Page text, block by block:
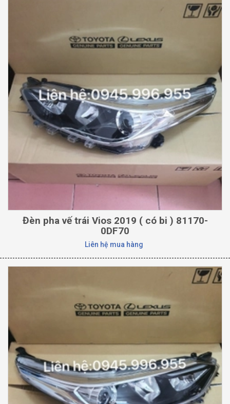
Đèn pha vế trái Vios 2019 ( có bi ) 81170-
0DF70
Liên hệ mua hàng